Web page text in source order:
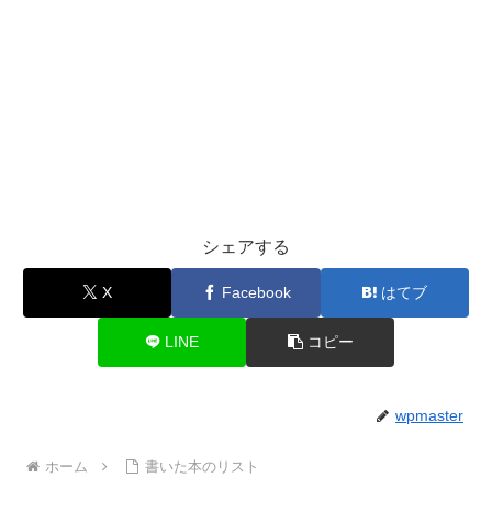
シェアする
X Facebook はてブ
LINE コピー
wpmaster
ホーム 書いた本のリスト